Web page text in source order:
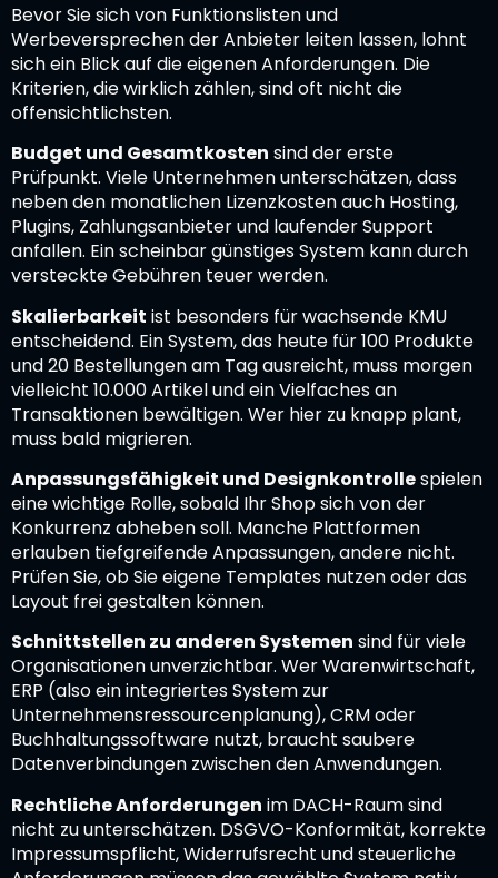
Bevor Sie sich von Funktionslisten und
Werbeversprechen der Anbieter leiten lassen, lohnt
sich ein Blick auf die eigenen Anforderungen. Die
Kriterien, die wirklich zählen, sind oft nicht die
offensichtlichsten.
Budget und Gesamtkosten sind der erste
Prüfpunkt. Viele Unternehmen unterschätzen, dass
neben den monatlichen Lizenzkosten auch Hosting,
Plugins, Zahlungsanbieter und laufender Support
anfallen. Ein scheinbar günstiges System kann durch
versteckte Gebühren teuer werden.
Skalierbarkeit ist besonders für wachsende KMU
entscheidend. Ein System, das heute für 100 Produkte
und 20 Bestellungen am Tag ausreicht, muss morgen
vielleicht 10.000 Artikel und ein Vielfaches an
Transaktionen bewältigen. Wer hier zu knapp plant,
muss bald migrieren.
Anpassungsfähigkeit und Designkontrollespielen
eine wichtige Rolle, sobald Ihr Shop sich von der
Konkurrenz abheben soll. Manche Plattformen
erlauben tiefgreifende Anpassungen, andere nicht.
Prüfen Sie, ob Sie eigene Templates nutzen oder das
Layout frei gestalten können.
Schnittstellen zu anderen Systemen sind für viele
Organisationen unverzichtbar. Wer Warenwirtschaft,
ERP (also ein integriertes System zur
Unternehmensressourcenplanung), CRM oder
Buchhaltungssoftware nutzt, braucht saubere
Datenverbindungen zwischen den Anwendungen.
Rechtliche Anforderungen im DACH-Raum sind
nicht zu unterschätzen. DSGVO-Konformität, korrekte
Impressumspflicht, Widerrufsrecht und steuerliche